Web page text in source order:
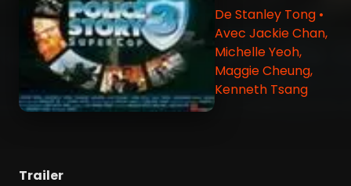
De Stanley Tong •
Avec Jackie Chan,
Michelle Yeoh,
Maggie Cheung,
Kenneth Tsang
Trailer